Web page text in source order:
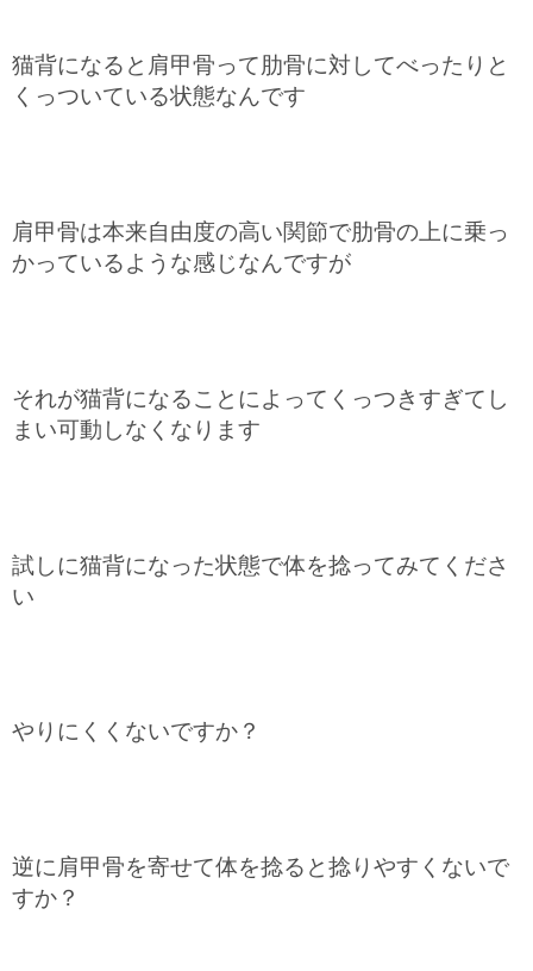
猫背になると肩甲骨って肋骨に対してべったりと
くっついている状態なんです
肩甲骨は本来自由度の高い関節で肋骨の上に乗っ
かっているような感じなんですが
それが猫背になることによってくっつきすぎてし
まい可動しなくなります
試しに猫背になった状態で体を捻ってみてくださ
い
やりにくくないですか？
逆に肩甲骨を寄せて体を捻ると捻りやすくないで
すか？